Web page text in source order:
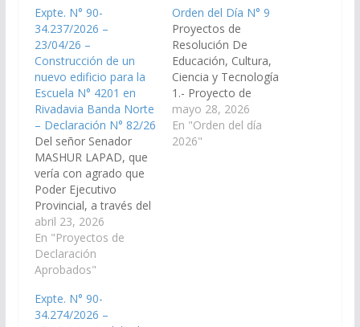
Expte. N° 90-
34.237/2026 –
23/04/26 –
Construcción de un
nuevo edificio para la
Escuela N° 4201 en
Rivadavia Banda Norte
– Declaración N° 82/26
Del señor Senador
MASHUR LAPAD, que
vería con agrado que
Poder Ejecutivo
Provincial, a través del
Ministerio de
Economía y Servicios
Públicos, de la
Secretaría de Obras
de la jefatura de
Gabinete de Ministros
abril 23, 2026
En "Proyectos de
Declaración
Aprobados"
Orden del Día N° 9
Proyectos de
Resolución De
Educación, Cultura,
Ciencia y Tecnología
1.- Proyecto de
Resolución de los
señores Senadores
ENRIQUE CORNEJO y
mayo 28, 2026
En "Orden del día
2026"
Expte. N° 90-
34.274/2026 –